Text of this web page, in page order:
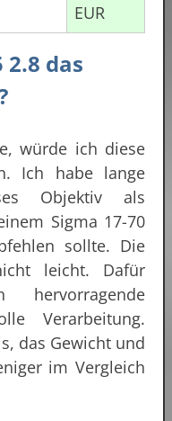
EUR
2.8 das
würde ich diese
Ich habe lange
Objektiv als
Sigma 17-70
sollte. Die
leicht. Dafür
Verarbeitung.
das Gewicht und
im Vergleich